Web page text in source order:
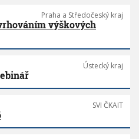
Praha a Středočeský kraj
výškových
Ústecký kraj
SVI ČKAIT